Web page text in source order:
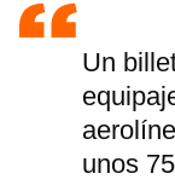
Un
unos